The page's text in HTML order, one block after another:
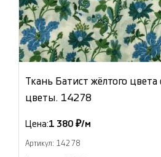
Ткань Батист жёлтого
цветы. 14278
Цена:1 380 ₽/м
Артикул: 14278